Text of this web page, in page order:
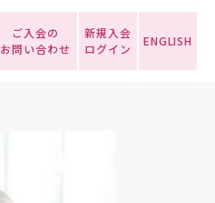
ご入会の
お問い合わせ
新規入会
ログイン
ENGLISH